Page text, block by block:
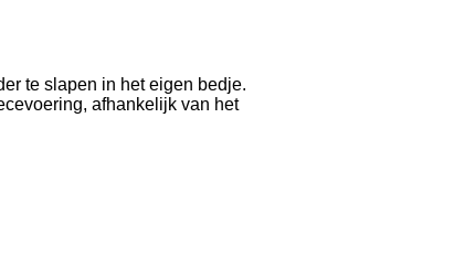
te slapen in het eigen bedje.
afhankelijk van het